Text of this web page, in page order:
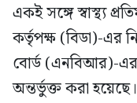
একই সঙ্গে স্বাস্থ্য
কর্তৃপক্ষ (বিডা)-এর
বোর্ড (এনবিআর)-এর
অন্তর্ভুক্ত করা হয়েছে।